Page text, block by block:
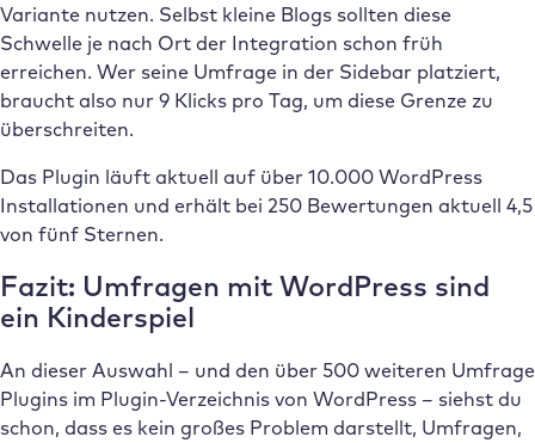
Variante nutzen. Selbst kleine Blogs sollten diese
Schwelle je nach Ort der Integration schon früh
erreichen. Wer seine Umfrage in der Sidebar platziert,
braucht also nur 9 Klicks pro Tag, um diese Grenze zu
überschreiten.
Das Plugin läuft aktuell auf über 10.000 WordPress
Installationen und erhält bei 250 Bewertungen aktuell 4,5
von fünf Sternen.
Fazit: Umfragen mit WordPress sind
ein Kinderspiel
An dieser Auswahl – und den über 500 weiteren Umfrage
Plugins im Plugin-Verzeichnis von WordPress – siehst du
schon, dass es kein großes Problem darstellt, Umfragen,